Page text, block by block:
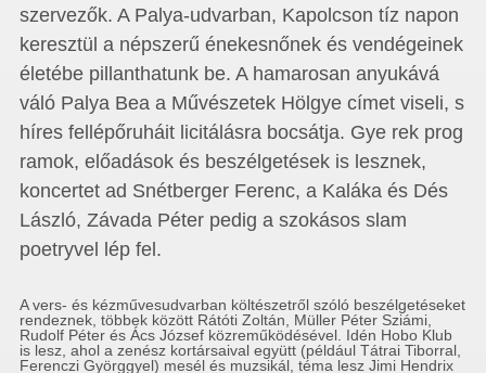
szervezők. A Palya-udvarban, Kapolcson tíz napon
keresztül a népszerű énekesnőnek és vendégeinek
életébe pillanthatunk be. A hamarosan anyukává
váló Palya Bea a Művészetek Hölgye címet viseli, s
híres fellépőruháit licitálásra bocsátja. Gye rek prog
ramok, előadások és beszélgetések is lesznek,
koncertet ad Snétberger Ferenc, a Kaláka és Dés
László, Závada Péter pedig a szokásos slam
poetryvel lép fel.
A vers- és kézművesudvarban költészetről szóló beszélgetéseket
rendeznek, többek között Rátóti Zoltán, Müller Péter Sziámi,
Rudolf Péter és Ács József közreműködésével. Idén Hobo Klub
is lesz, ahol a zenész kortársaival együtt (például Tátrai Tiborral,
Ferenczi Györggyel) mesél és muzsikál, téma lesz Jimi Hendrix